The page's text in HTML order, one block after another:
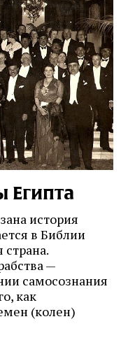
Египта
история
в Библии
—
самосознания
как
(колен)